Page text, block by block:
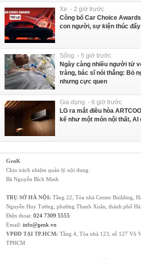
Xe - 2 giờ trước
Công bố Car Choice
con người, sự kiện thúc đẩy
Sống - 5 giờ trước
Ngày càng nhiều người tử
tràng, bác sĩ nói thẳng: Bỏ
nhưng cực quen
Gia dụng - 6 giờ trước
LG ra mắt điều hòa
kế như một món nội thất, AI
GenK
Chịu trách nhiệm quản lý nội dung:
Bà Nguyễn Bích Minh
TRỤ SỞ HÀ NỘI: Tầng 22, Tòa nhà Center Building,
Nguyễn Huy Tưởng, phường Thanh Xuân, thành phố
Điện thoại: 024 7309 5555
Email: info@genk.vn
VPĐD TẠI TP.HCM: Tầng 4, Tòa nhà 123, số 127 Võ
TPHCM